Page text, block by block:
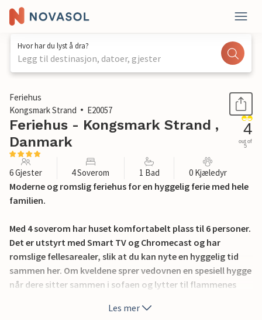
Hvor har du lyst å dra?
Legg til destinasjon, datoer, gjester
1 / 33
Feriehus
Kongsmark Strand
E20057
Feriehus - Kongsmark Strand ,
Danmark
4
out of
5
6 Gjester 4 Soverom 1 Bad 0 Kjæledyr
Moderne og romslig feriehus for en hyggelig ferie med hele
familien.
Med 4 soverom har huset komfortabelt plass til 6 personer.
Det er utstyrt med Smart TV og Chromecast og har
romslige fellesarealer, slik at du kan nyte en hyggelig tid
sammen her. Om kveldene sprer vedovnen en spesiell hygge
når dere sitter sammen i sofaen og lytter til flammenes
Les mer